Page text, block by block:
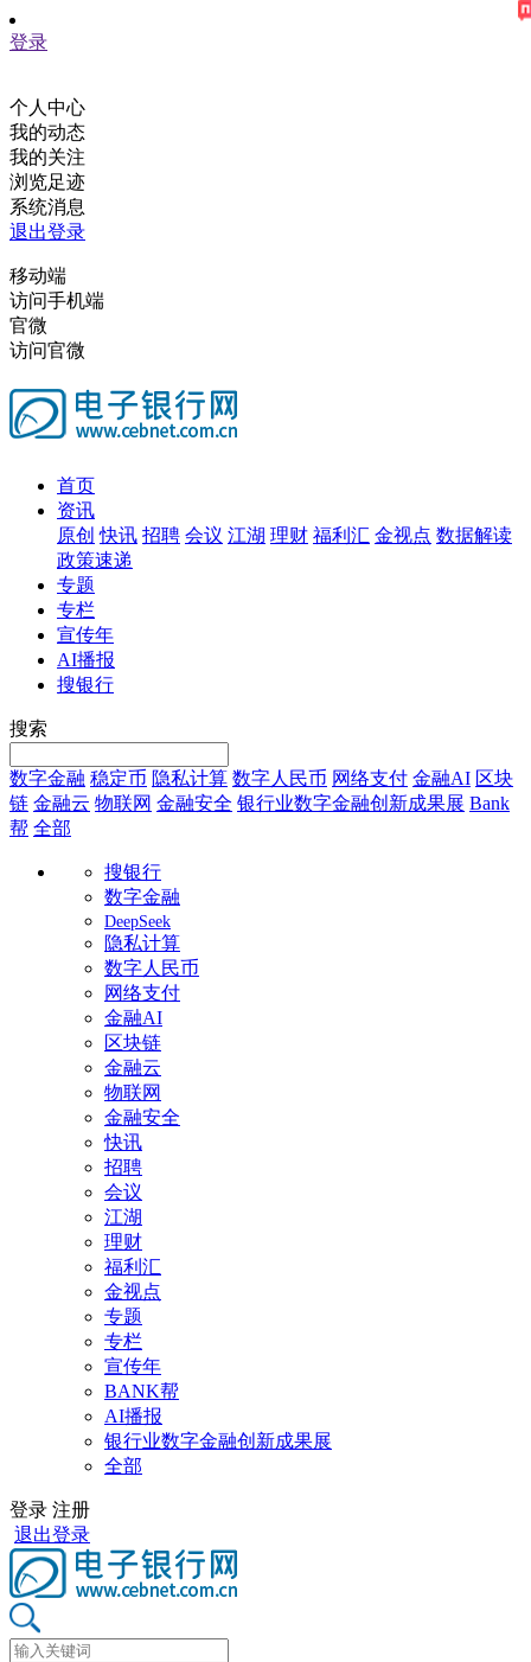
登录
个人中心
我的动态
我的关注
浏览足迹
系统消息
退出登录
移动端
访问手机端
官微
访问官微
首页
资讯
原创 快讯 招聘 会议 江湖 理财 福利汇 金视点 数据解读
政策速递
专题
专栏
宣传年
AI播报
搜银行
搜索
数字金融 稳定币 隐私计算 数字人民币 网络支付 金融AI 区块
链 金融云 物联网 金融安全 银行业数字金融创新成果展 Bank
帮 全部
搜银行
数字金融
DeepSeek
隐私计算
数字人民币
网络支付
金融AI
区块链
金融云
物联网
金融安全
快讯
招聘
会议
江湖
理财
福利汇
金视点
专题
专栏
宣传年
BANK帮
AI播报
银行业数字金融创新成果展
全部
登录 注册
退出登录